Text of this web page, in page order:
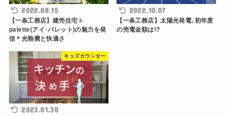
2022.08.15
【一条工務店】建売住宅 i-
palette(アイ･パレット)の魅力を発
信＊光熱費と快適さ
2022.10.07
【一条工務店】太陽光発電､初年度
の売電金額は!?
キッズカウンター
2023.01.30